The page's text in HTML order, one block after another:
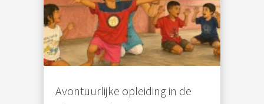
Avontuurlijke opleiding in de